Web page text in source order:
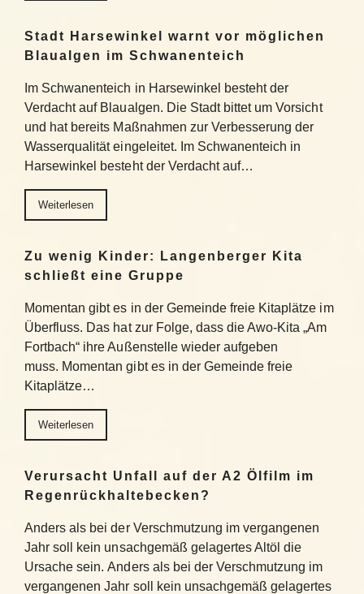
Stadt Harsewinkel warnt vor möglichen
Blaualgen im Schwanenteich
Im Schwanenteich in Harsewinkel besteht der
Verdacht auf Blaualgen. Die Stadt bittet um Vorsicht
und hat bereits Maßnahmen zur Verbesserung der
Wasserqualität eingeleitet. Im Schwanenteich in
Harsewinkel besteht der Verdacht auf…
Weiterlesen
Zu wenig Kinder: Langenberger Kita
schließt eine Gruppe
Momentan gibt es in der Gemeinde freie Kitaplätze im
Überfluss. Das hat zur Folge, dass die Awo-Kita „Am
Fortbach“ ihre Außenstelle wieder aufgeben
muss. Momentan gibt es in der Gemeinde freie
Kitaplätze…
Weiterlesen
Verursacht Unfall auf der A2 Ölfilm im
Regenrückhaltebecken?
Anders als bei der Verschmutzung im vergangenen
Jahr soll kein unsachgemäß gelagertes Altöl die
Ursache sein. Anders als bei der Verschmutzung im
vergangenen Jahr soll kein unsachgemäß gelagertes